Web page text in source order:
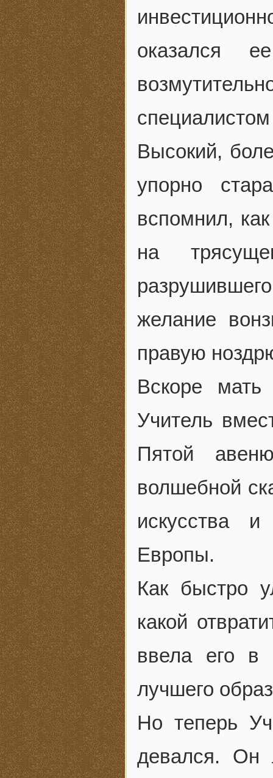
оказался
Высокий,
упорно
вспомнил,
на
желание
правую
Вскоре
Учитель
Пятой
волшебной
искусства
Европы.
Как быстро
какой
ввела его в
лучшего
Но теперь
девался. Он